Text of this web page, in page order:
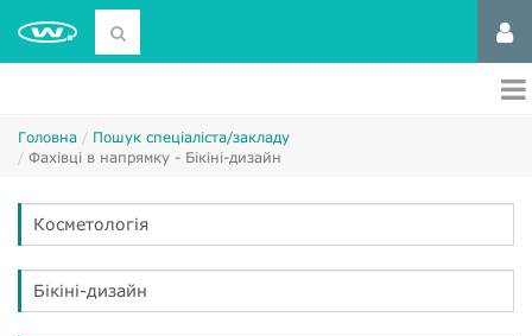
Головна
Пошук спеціаліста/закладу
Фахівці в напрямку - Бікіні-дизайн
Косметологія
Бікіні-дизайн